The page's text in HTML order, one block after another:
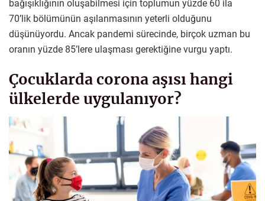
bağışıklığının oluşabilmesi için toplumun yüzde 60 ila
70’lik bölümünün aşılanmasının yeterli olduğunu
düşünüyordu. Ancak pandemi sürecinde, birçok uzman bu
oranın yüzde 85’lere ulaşması gerektiğine vurgu yaptı.
Çocuklarda corona aşısı hangi
ülkelerde uygulanıyor?